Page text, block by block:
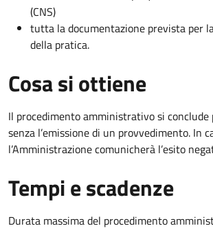
(CNS)
tutta la documentazione prevista per
della pratica.
Cosa si ottiene
Il procedimento amministrativo si
senza l’emissione di un provvedimento. In
l’Amministrazione comunicherà l’esito
Tempi e scadenze
Durata massima del procedimento